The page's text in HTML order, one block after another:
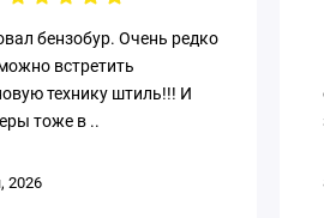
бензобур. Очень редко
встретить
технику штиль!!! И
тоже в ..
2026